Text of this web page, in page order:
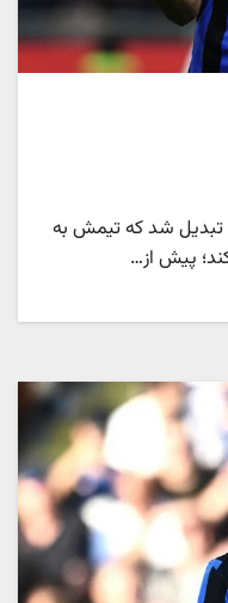
تبدیل شد که تیمش به
پیش از…